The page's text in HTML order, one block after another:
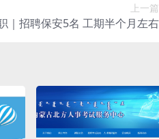
上一篇
｜招聘保安5名 工期半个月左右